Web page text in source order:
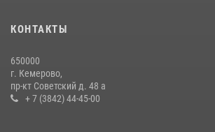
20 июля 2026, 08:52
гипермаркета товары на 13 тысяч рублей (ВИДЕО)
16 июля 2026, 06:43
КОНТАКТЫ
650000
г. Кемерово,
пр-кт Советский д. 48 а
+ 7 (3842) 44-45-00